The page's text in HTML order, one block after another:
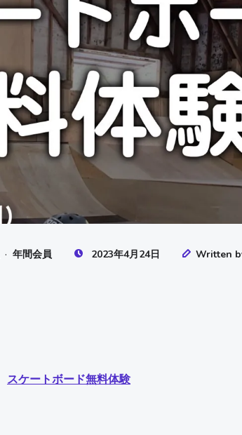
· 年間会員 2023年4月24日 Written
スケートボード無料体験